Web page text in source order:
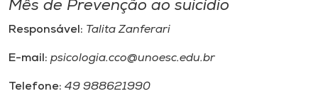
Mês de Prevenção ao suicídio
Responsável: Talita Zanferari
E-mail: psicologia.cco@unoesc.edu.br
Telefone: 49 988621990